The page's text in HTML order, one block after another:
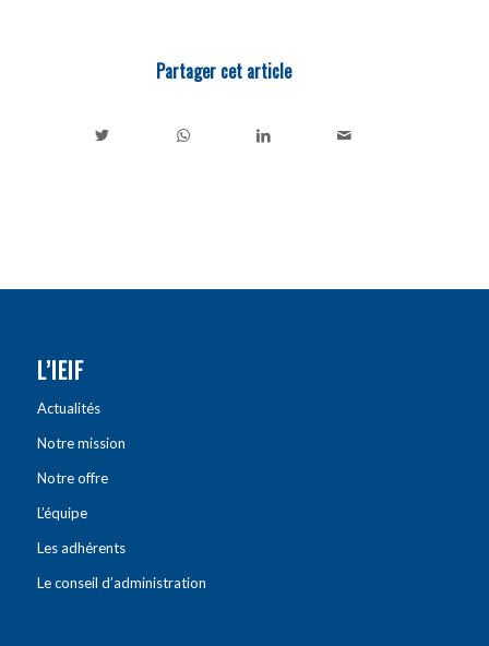
Partager cet article
L’IEIF
Actualités
Notre mission
Notre offre
L’équipe
Les adhérents
Le conseil d’administration